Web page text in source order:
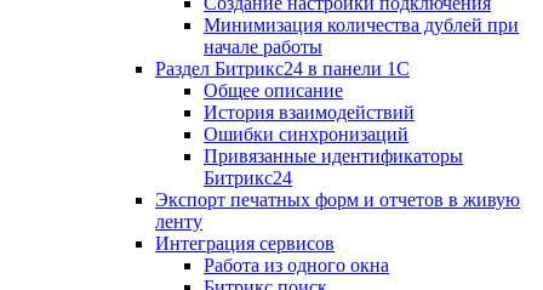
Минимизация количества дублей при
начале работы
Раздел Битрикс24 в панели 1С
Общее описание
История взаимодействий
Ошибки синхронизаций
Привязанные идентификаторы
Битрикс24
Экспорт печатных форм и отчетов в живую
ленту
Интеграция сервисов
Работа из одного окна